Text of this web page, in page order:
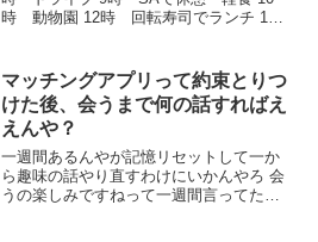
時 動物園 12時 回転寿司でランチ 13
夜景が見えるレストランで乾杯 20時 花
火大会鑑賞 21時 ホテルへ
マッチングアプリって約束とりつ
けた後、会うまで何の話すればえ
えんや？
一週間あるんやが記憶リセットして一か
ら趣味の話やり直すわけにいかんやろ 会
うの楽しみですねって一週間言ってたら